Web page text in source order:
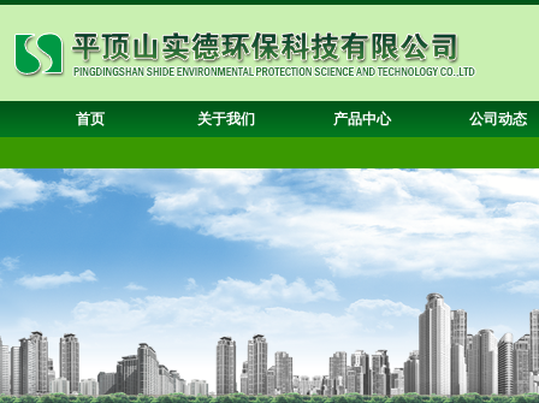
首页 关于我们 产品中心 公司动态